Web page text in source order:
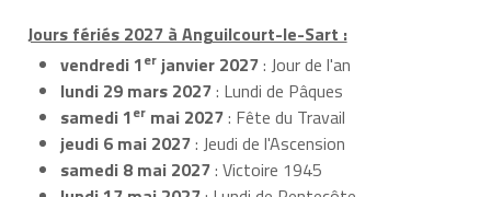
Jours fériés 2027 à Anguilcourt-le-Sart :
vendredi 1er janvier 2027: Jour de l'an
lundi 29 mars 2027: Lundi de Pâques
samedi 1er mai 2027: Fête du Travail
jeudi 6 mai 2027: Jeudi de l'Ascension
samedi 8 mai 2027: Victoire 1945